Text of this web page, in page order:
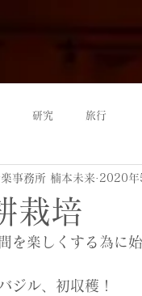
研究 旅行
栽培
事務所 楠本未来 2020年
を楽しくする為に
ジル、初収穫！